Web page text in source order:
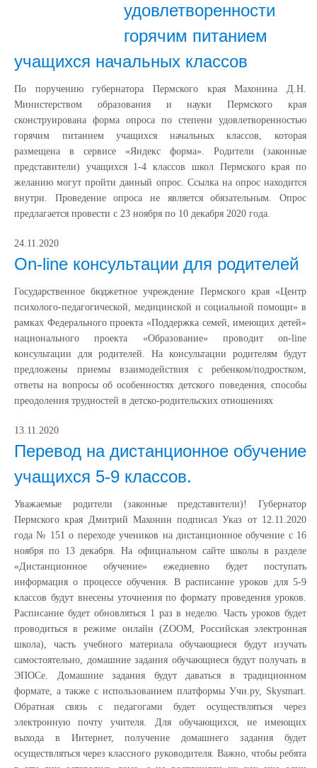
удовлетворенности
горячим питанием
учащихся начальных классов
По поручению губернатора Пермского края Махонина Д.Н.
Министерством образования и науки Пермского края
сконструирована форма опроса по степени удовлетворенностью
горячим питанием учащихся начальных классов, которая
размещена в сервисе «Яндекс форма». Родители (законные
представители) учащихся 1-4 классов школ Пермского края по
желанию могут пройти данный опрос. Ссылка на опрос находится
внутри. Проведение опроса не является обязательным. Опрос
предлагается провести с 23 ноября по 10 декабря 2020 года.
24.11.2020
On-line консультации для родителей
Государственное бюджетное учреждение Пермского края «Центр
психолого-педагогической, медицинской и социальной помощи» в
рамках Федерального проекта «Поддержка семей, имеющих детей»
национального проекта «Образование» проводит on-line
консультации для родителей. На консультации родителям будут
предложены приемы взаимодействия с ребенком/подростком,
ответы на вопросы об особенностях детского поведения, способы
преодоления трудностей в детско-родительских отношениях
13.11.2020
Перевод на дистанционное обучение
учащихся 5-9 классов.
Уважаемые родители (законные представители)! Губернатор
Пермского края Дмитрий Махонин подписал Указ от 12.11.2020
года № 151 о переходе учеников на дистанционное обучение с 16
ноября по 13 декабря. На официальном сайте школы в разделе
«Дистанционное обучение» ежедневно будет поступать
информация о процессе обучения. В расписание уроков для 5-9
классов будут внесены уточнения по формату проведения уроков.
Расписание будет обновляться 1 раз в неделю. Часть уроков будет
проводиться в режиме онлайн (ZOOM, Российская электронная
школа), часть учебного материала обучающиеся будут изучать
самостоятельно, домашние задания обучающиеся будут получать в
ЭПОСе. Домашние задания будут даваться в традиционном
формате, а также с использованием платформы Учи.ру, Skysmart.
Обратная связь с педагогами будет осуществляться через
электронную почту учителя. Для обучающихся, не имеющих
выхода в Интернет, получение домашнего задания будет
осуществляться через классного руководителя. Важно, чтобы ребята